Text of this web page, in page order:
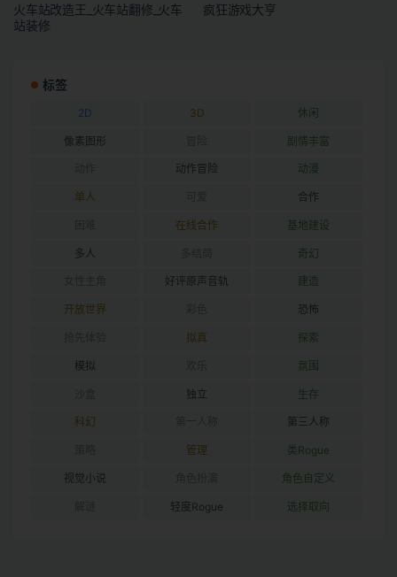
火车站改造王_火车站翻修_火车
站装修
疯狂游戏大亨
标签
2D 3D 休闲
像素图形 剧情丰富
动作冒险 动漫
单人 合作
在线合作 基地建设
多人 奇幻
好评原声音轨 建造
开放世界 恐怖
拟真 探索
模拟 氛围
独立 生存
科幻 第三人称
管理 类Rogue
视觉小说 角色自定义
轻度Rogue 选择取向